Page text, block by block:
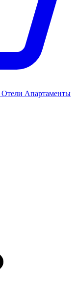
Отели Апартаменты